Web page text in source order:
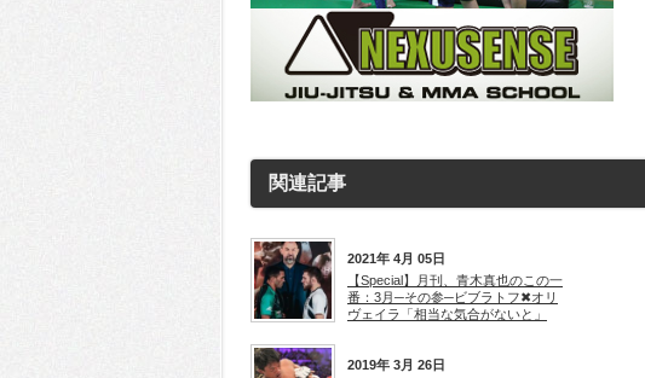
関連記事
2021年 4月 05日
【Special】月刊、青木真也のこの一
番：3月─その参─ビブラトフ✖オリ
ヴェイラ「相当な気合がないと」
2019年 3月 26日